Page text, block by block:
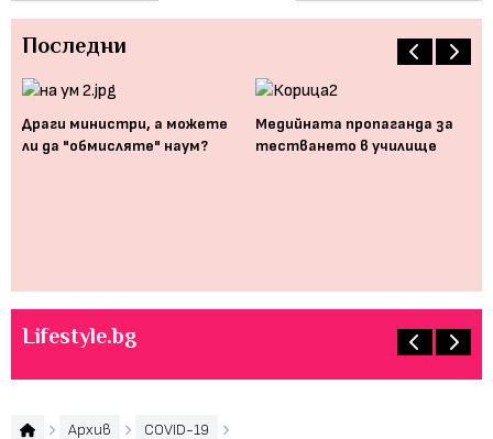
Последни
Драги министри, a можете
ли да "обмисляте" наум?
Медийната пропаганда за
тестването в училище
Lifestyle.bg
Архив COVID-19